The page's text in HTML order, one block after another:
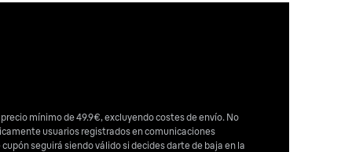
mínimo de 49.9€, excluyendo costes de envío. No
usuarios registrados en comunicaciones
seguirá siendo válido si decides darte de baja en la